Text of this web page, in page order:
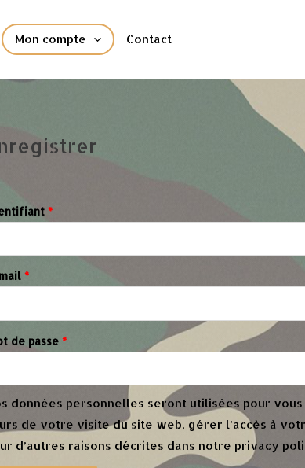
Mon compte Contact
*Obligatoire
*Obligatoire
de passe *Obligatoire
données personnelles seront utilisées pour vous
de votre visite du site web, gérer l’accès à
d’autres raisons décrites dans notre privacy